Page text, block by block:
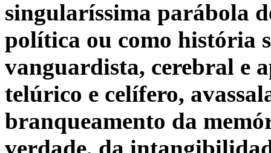
singularíssima parábola
política ou como história
vanguardista, cerebral e
telúrico e celífero,
branqueamento da
verdade, da